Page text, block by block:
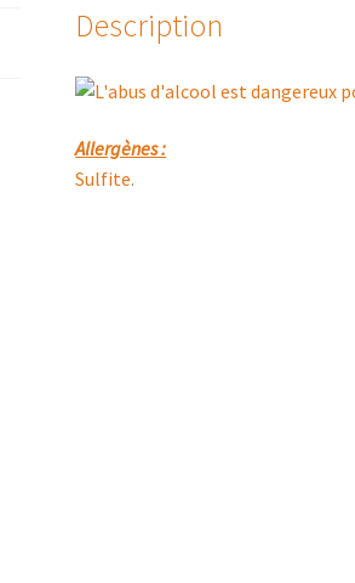
Description
Allergènes :
Sulfite.